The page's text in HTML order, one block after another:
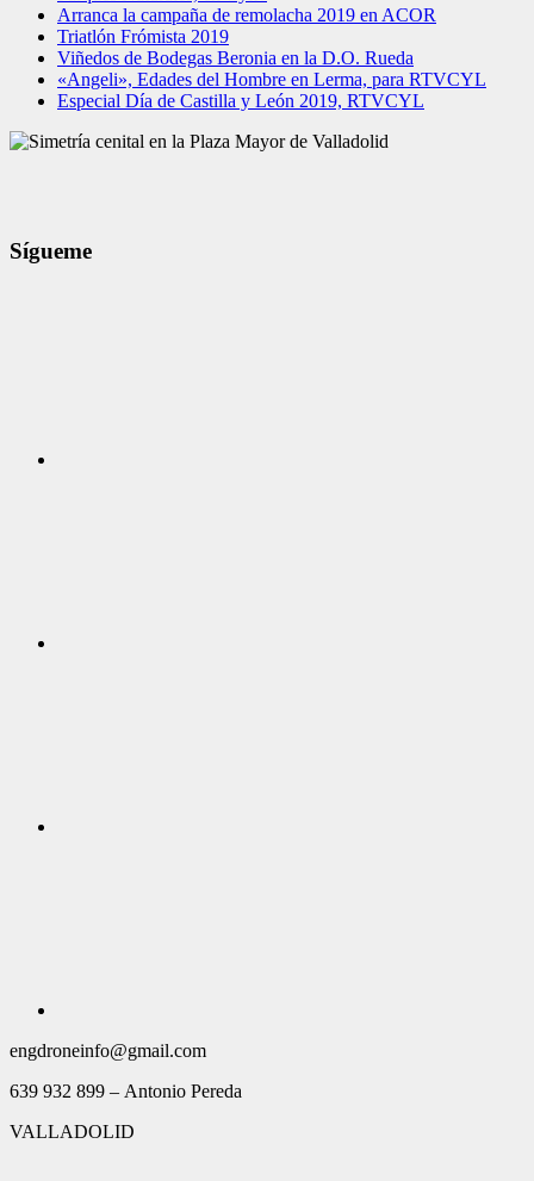
Arranca la campaña de remolacha 2019 en ACOR
Triatlón Frómista 2019
Viñedos de Bodegas Beronia en la D.O. Rueda
«Angeli», Edades del Hombre en Lerma, para RTVCYL
Especial Día de Castilla y León 2019, RTVCYL
Sígueme
engdroneinfo@gmail.com
639 932 899 – Antonio Pereda
VALLADOLID